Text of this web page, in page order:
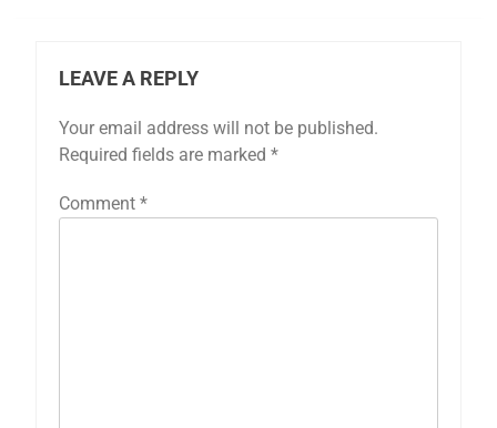
LEAVE A REPLY
Your email address will not be published.
Required fields are marked *
Comment *